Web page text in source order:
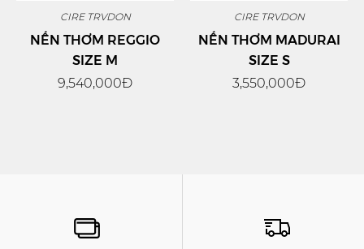
CIRE TRVDON
NẾN THƠM REGGIO
SIZE M
9,540,000Đ
CIRE TRVDON
NẾN THƠM MADURAI
SIZE S
3,550,000Đ